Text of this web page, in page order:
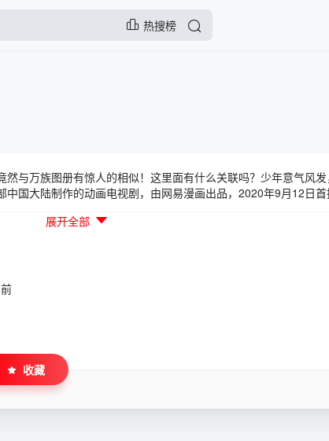
热搜榜
与万族图册有惊人的相似！这里面有什么关联吗？少年意气风
国大陆制作的动画电视剧，由网易漫画出品，2020年9月12日
量开始席卷整个世界，所有生灵都面临着前所未有的灾难，万族之
的几年，主角妖族小萝卜等人已经成长为实力强大的战士，他们
个关键时刻，一个新的势力出现了，他们拥有着强大的力量和古
了新的变数，他们和人类、妖族之间的关系也变得复杂而微妙。
这个世界的真正主宰？角色介绍： 小萝卜：一只可爱的小兔妖，
露茜：一位年轻美丽的天使族女孩，有着强大的风系魔法能力，
类战士，他拥有着强大的剑术和战斗能力，是人类抵御永夜的主
种族，包括巨人、狼族、海族等，他们将与小萝卜等人一起抵御
展开全部
收藏